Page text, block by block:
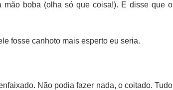
boba (olha só que coisa!). E disse que o
fosse canhoto mais esperto eu seria.
Não podia fazer nada, o coitado. Tudo